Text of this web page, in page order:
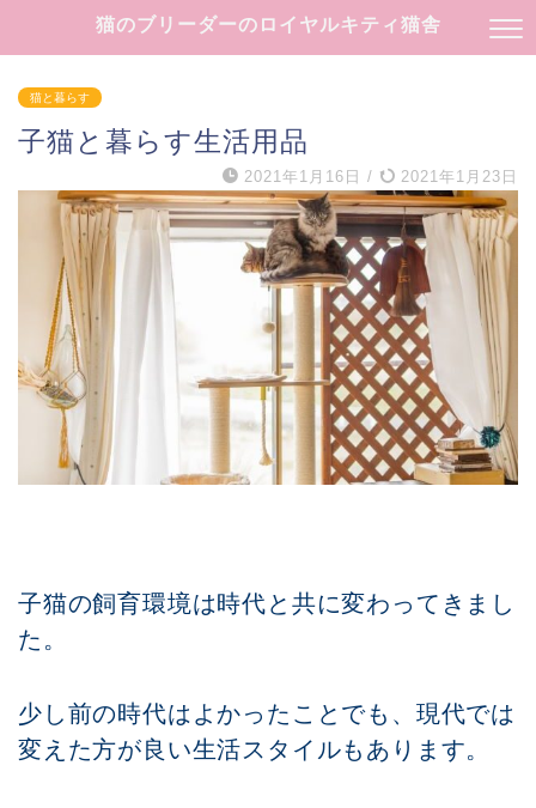
猫のブリーダーのロイヤルキティ猫舎
猫と暮らす
子猫と暮らす生活用品
2021年1月16日 / 2021年1月23日
子猫の飼育環境は時代と共に変わってきまし
た。
少し前の時代はよかったことでも、現代では
変えた方が良い生活スタイルもあります。